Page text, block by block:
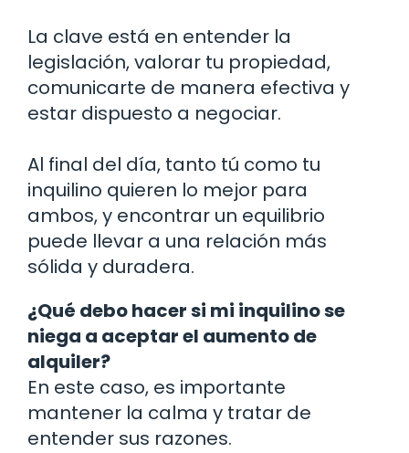
La clave está en entender la
legislación, valorar tu propiedad,
comunicarte de manera efectiva y
estar dispuesto a negociar.
Al final del día, tanto tú como tu
inquilino quieren lo mejor para
ambos, y encontrar un equilibrio
puede llevar a una relación más
sólida y duradera.
¿Qué debo hacer si mi inquilino se
niega a aceptar el aumento de
alquiler?
En este caso, es importante
mantener la calma y tratar de
entender sus razones.